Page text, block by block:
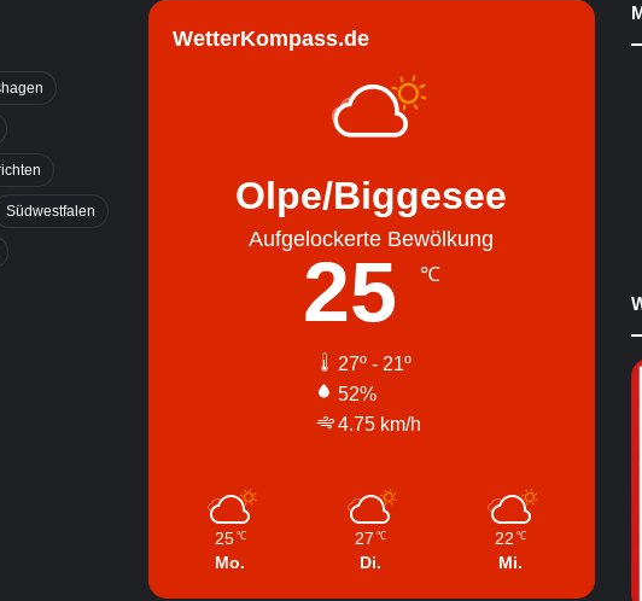
Südwestfalen
WetterKompass.de
Olpe/Biggesee
Aufgelockerte Bewölkung
25 ℃
27º - 21º
52%
4.75 km/h
25 ℃
Mo.
27 ℃
Di.
22 ℃
Mi.